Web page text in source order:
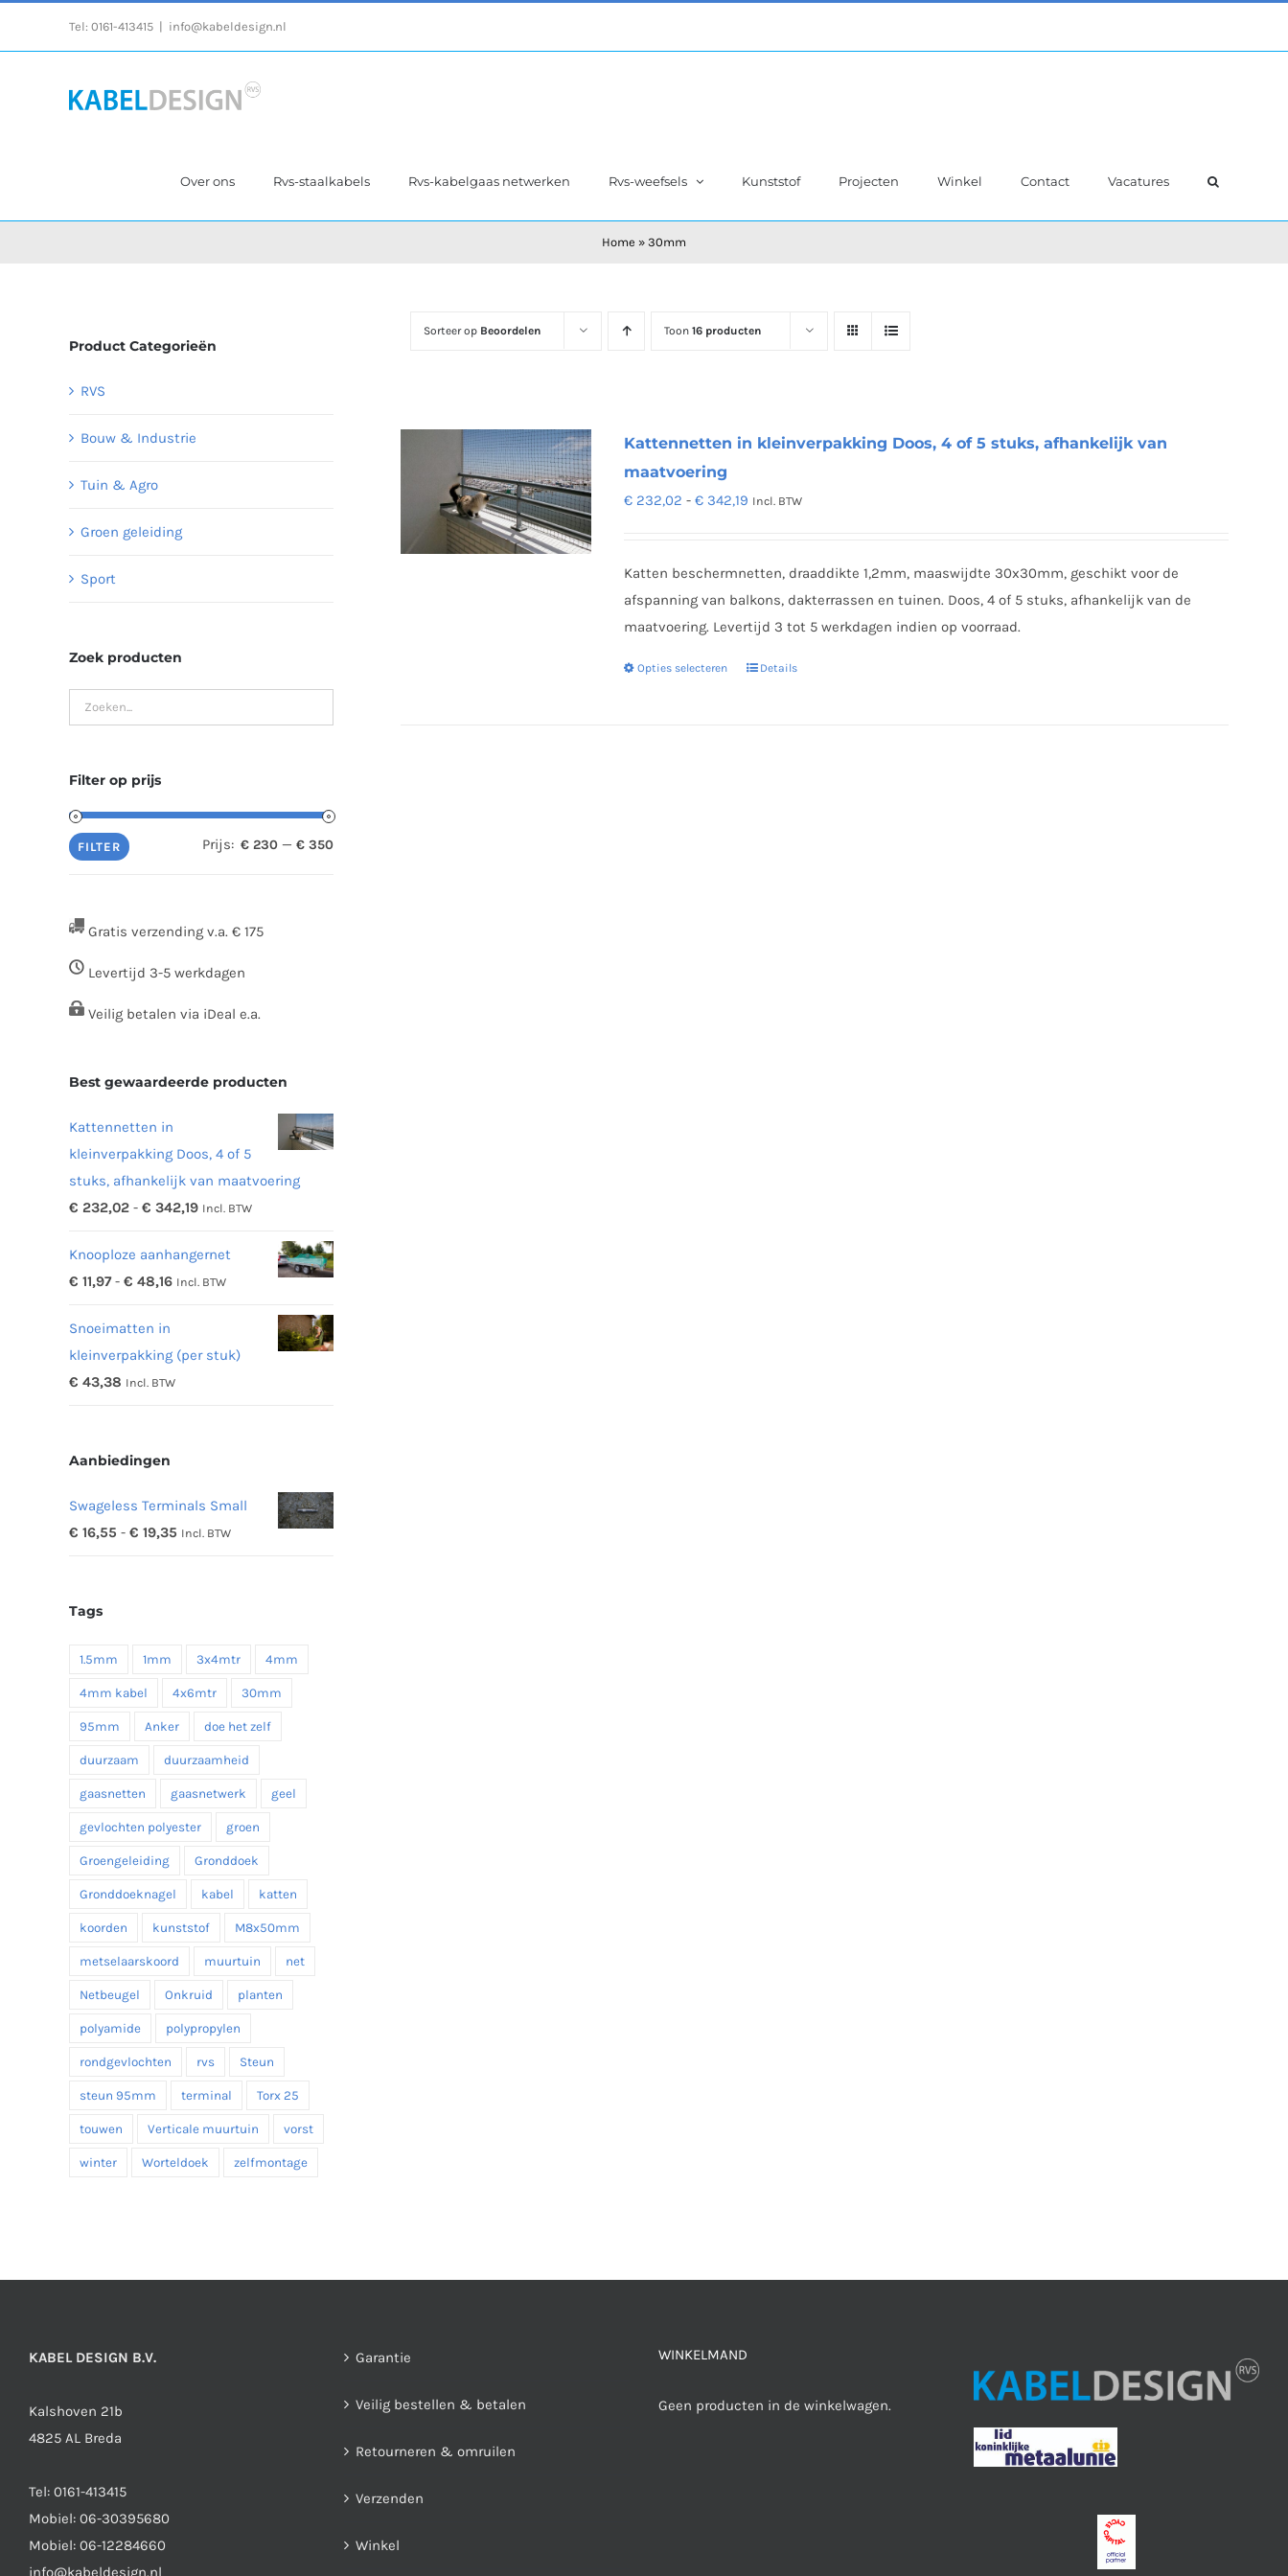
Tel: 0161-413415 info@kabeldesign.nl
Over ons Rvs-staalkabels Rvs-kabelgaas netwerken Rvs-weefsels Kunststof Projecten Winkel Contact Vacatures
Home » 30mm
Sorteer op Beoordelen Toon 16 producten
Kattennetten in kleinverpakking Doos, 4 of 5 stuks, afhankelijk van
maatvoering
€ 232,02 - € 342,19 Prijsklasse:
€ 342,19
Incl. BTW
Katten beschermnetten, draaddikte 1,2mm, maaswijdte 30x30mm, geschikt voor de
afspanning van balkons, dakterrassen en tuinen. Doos, 4 of 5 stuks, afhankelijk van de
maatvoering. Levertijd 3 tot 5 werkdagen indien op voorraad.
Opties selecteren
DitDetails
Product Categorieën
RVS
Bouw & Industrie
Tuin & Agro
Groen geleiding
Sport
Zoek producten
Filter op prijs
Min.
Max.
FILTER Prijs: € 230 — € 350
Gratis verzending v.a. € 175
Levertijd 3-5 werkdagen
Veilig betalen via iDeal e.a.
Best gewaardeerde producten
Kattennetten in
kleinverpakking Doos, 4 of 5
stuks, afhankelijk van maatvoering
€ 232,02 - € 342,19Prijsklasse:
tot
€ 342,19
Incl. BTW
Knooploze aanhangernet
€ 11,97 - € 48,16Prijsklasse:
€ 48,16
Incl. BTW
Snoeimatten in
kleinverpakking (per stuk)
€ 43,38 Incl. BTW
Aanbiedingen
Swageless Terminals Small
€ 16,55 - € 19,35 Prijsklasse:
Incl. BTW
Tags
1.5mm 1mm 3x4mtr 4mm
4mm kabel 4x6mtr 30mm
95mm Anker doe het zelf
duurzaam duurzaamheid
gaasnetten gaasnetwerk geel
gevlochten polyester groen
Groengeleiding Gronddoek
Gronddoeknagel kabel katten
koorden kunststof M8x50mm
metselaarskoord muurtuin net
Netbeugel Onkruid planten
polyamide polypropylen
rondgevlochten rvs Steun
steun 95mm terminal Torx 25
touwen Verticale muurtuin vorst
winter Worteldoek zelfmontage
KABEL DESIGN B.V.
Kalshoven 21b
4825 AL Breda
Tel: 0161-413415
Mobiel: 06-30395680
Mobiel: 06-12284660
info@kabeldesign.nl
Garantie
Veilig bestellen & betalen
Retourneren & omruilen
Verzenden
Winkel
WINKELMAND
Geen producten in de winkelwagen.